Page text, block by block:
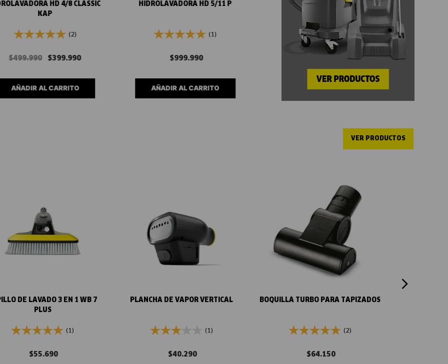
HD 4/8 CLASSIC
KAP
(2)
$499.990 $399.990
AÑADIR AL CARRITO
HIDROLAVADORA HD 5/11 P
(1)
$999.990
AÑADIR AL CARRITO
VER PRODUCTOS
DE LAVADO 3 EN 1 WB 7
PLUS
(1)
$55.690
PLANCHA DE VAPOR VERTICAL
(1)
$40.290
BOQUILLA TURBO PARA TAPIZADOS
(2)
$64.150